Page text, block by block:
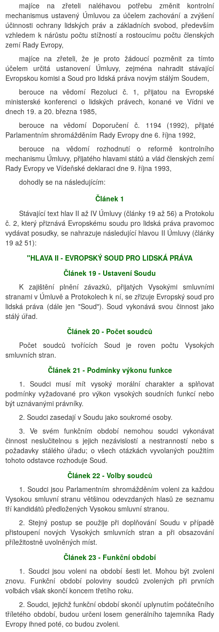
majíce na zřeteli naléhavou potřebu změnit kontrolní
mechanismus ustavený Úmluvou za účelem zachování a zvýšení
účinnosti ochrany lidských práv a základních svobod, především
vzhledem k nárůstu počtu stížností a rostoucímu počtu členských
zemí Rady Evropy,
majíce na zřeteli, že je proto žádoucí pozměnit za tímto
účelem určitá ustanovení Úmluvy, zejména nahradit stávající
Evropskou komisi a Soud pro lidská práva novým stálým Soudem,
berouce na vědomí Rezoluci č. 1, přijatou na Evropské
ministerské konferenci o lidských právech, konané ve Vídni ve
dnech 19. a 20. března 1985,
berouce na vědomí Doporučení č. 1194 (1992), přijaté
Parlamentním shromážděním Rady Evropy dne 6. října 1992,
berouce na vědomí rozhodnutí o reformě kontrolního
mechanismu Úmluvy, přijatého hlavami států a vlád členských zemí
Rady Evropy ve Vídeňské deklaraci dne 9. října 1993,
dohodly se na následujícím:
Článek 1
Stávající text hlav II až IV Úmluvy (články 19 až 56) a Protokolu
č. 2, který přiznává Evropskému soudu pro lidská práva pravomoc
vydávat posudky, se nahrazuje následující hlavou II Úmluvy (články
19 až 51):
"HLAVA II - EVROPSKÝ SOUD PRO LIDSKÁ PRÁVA
Článek 19 - Ustavení Soudu
K zajištění plnění závazků, přijatých Vysokými smluvními
stranami v Úmluvě a Protokolech k ní, se zřizuje Evropský soud pro
lidská práva (dále jen "Soud"). Soud vykonává svou činnost jako
stálý úřad.
Článek 20 - Počet soudců
Počet soudců tvořících Soud je roven počtu Vysokých
smluvních stran.
Článek 21 - Podmínky výkonu funkce
1. Soudci musí mít vysoký morální charakter a splňovat
podmínky vyžadované pro výkon vysokých soudních funkcí nebo
být uznávanými právníky.
2. Soudci zasedají v Soudu jako soukromé osoby.
3. Ve svém funkčním období nemohou soudci vykonávat
činnost neslučitelnou s jejich nezávislostí a nestranností nebo s
požadavky stálého úřadu; o všech otázkách vyvolaných použitím
tohoto odstavce rozhoduje Soud.
Článek 22 - Volby soudců
1. Soudci jsou Parlamentním shromážděním voleni za každou
Vysokou smluvní stranu většinou odevzdaných hlasů ze seznamu
tří kandidátů předložených Vysokou smluvní stranou.
2. Stejný postup se použije při doplňování Soudu v případě
přistoupení nových Vysokých smluvních stran a při obsazování
příležitostně uvolněných míst.
Článek 23 - Funkční období
1. Soudci jsou voleni na období šesti let. Mohou být zvoleni
znovu. Funkční období poloviny soudců zvolených při prvních
volbách však skončí koncem třetího roku.
2. Soudci, jejichž funkční období skončí uplynutím počátečního
tříletého období, budou určeni losem generálního tajemníka Rady
Evropy ihned poté, co budou zvoleni.